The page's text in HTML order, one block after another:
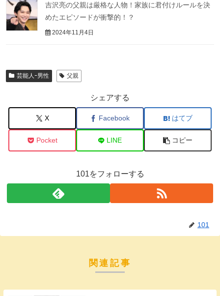
吉沢亮の父親は厳格な人物！家族に君付けルールを決
めたエピソードが衝撃的！？
2024年11月4日
芸能人ｰ男性 父親
シェアする
X Facebook はてブ
Pocket LINE コピー
101をフォローする
101
関連記事